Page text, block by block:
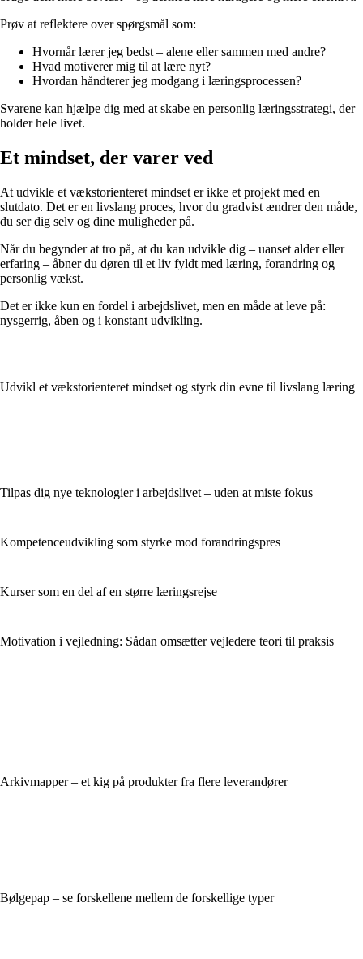
Prøv at reflektere over spørgsmål som:
Hvornår lærer jeg bedst – alene eller sammen med andre?
Hvad motiverer mig til at lære nyt?
Hvordan håndterer jeg modgang i læringsprocessen?
Svarene kan hjælpe dig med at skabe en personlig læringsstrategi, der
holder hele livet.
Et mindset, der varer ved
At udvikle et vækstorienteret mindset er ikke et projekt med en
slutdato. Det er en livslang proces, hvor du gradvist ændrer den måde,
du ser dig selv og dine muligheder på.
Når du begynder at tro på, at du kan udvikle dig – uanset alder eller
erfaring – åbner du døren til et liv fyldt med læring, forandring og
personlig vækst.
Det er ikke kun en fordel i arbejdslivet, men en måde at leve på:
nysgerrig, åben og i konstant udvikling.
Udvikl et vækstorienteret mindset og styrk din evne til livslang læring
Tilpas dig nye teknologier i arbejdslivet – uden at miste fokus
Kompetenceudvikling som styrke mod forandringspres
Kurser som en del af en større læringsrejse
Motivation i vejledning: Sådan omsætter vejledere teori til praksis
Arkivmapper – et kig på produkter fra flere leverandører
Bølgepap – se forskellene mellem de forskellige typer